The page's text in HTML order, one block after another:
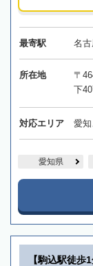
最寄駅 名
所在地
〒
下
対応エリア 愛
愛知県
【駒込駅徒